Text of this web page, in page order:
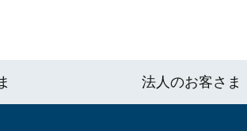
法人のお客さま